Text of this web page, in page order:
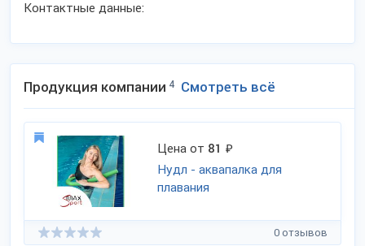
Контактные данные:
Продукция компании 4 Смотреть всё
Цена от 81 ₽
Нудл - аквапалка для
плавания
0 отзывов